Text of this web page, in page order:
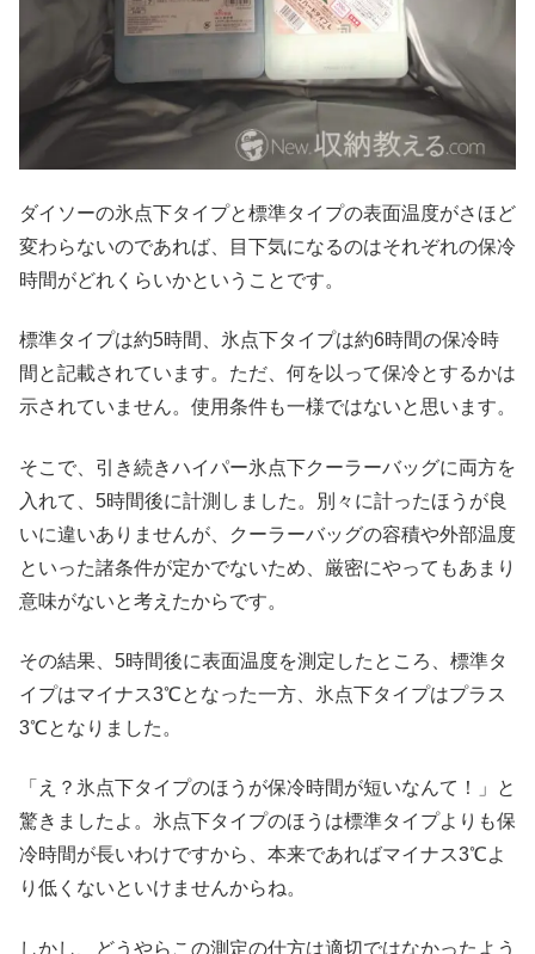
ダイソーの氷点下タイプと標準タイプの表面温度がさほど
変わらないのであれば、目下気になるのはそれぞれの保冷
時間がどれくらいかということです。
標準タイプは約5時間、氷点下タイプは約6時間の保冷時
間と記載されています。ただ、何を以って保冷とするかは
示されていません。使用条件も一様ではないと思います。
そこで、引き続きハイパー氷点下クーラーバッグに両方を
入れて、5時間後に計測しました。別々に計ったほうが良
いに違いありませんが、クーラーバッグの容積や外部温度
といった諸条件が定かでないため、厳密にやってもあまり
意味がないと考えたからです。
その結果、5時間後に表面温度を測定したところ、標準タ
イプはマイナス3℃となった一方、氷点下タイプはプラス
3℃となりました。
「え？氷点下タイプのほうが保冷時間が短いなんて！」と
驚きましたよ。氷点下タイプのほうは標準タイプよりも保
冷時間が長いわけですから、本来であればマイナス3℃よ
り低くないといけませんからね。
しかし、どうやらこの測定の仕方は適切ではなかったよう